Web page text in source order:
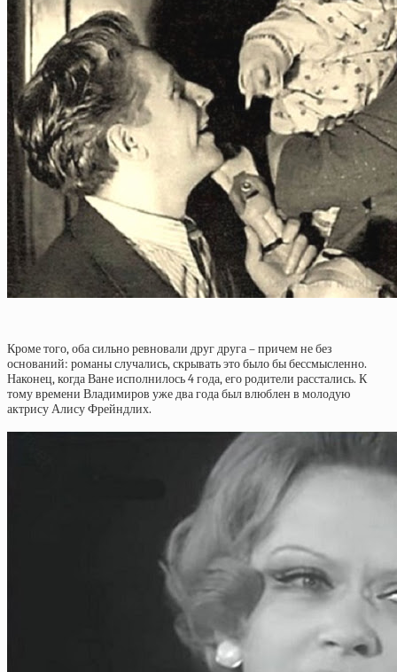
Кроме того, оба сильно ревновали друг друга – причем не без
оснований: романы случались, скрывать это было бы бессмысленно.
Наконец, когда Ване исполнилось 4 года, его родители расстались. К
тому времени Владимиров уже два года был влюблен в молодую
актрису Алису Фрейндлих.